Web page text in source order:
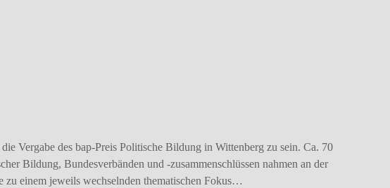
Vergabe des bap-Preis Politische Bildung in Wittenberg zu sein. Ca. 70
Bildung, Bundesverbänden und -zusammenschlüssen nahmen an der
einem jeweils wechselnden thematischen Fokus…